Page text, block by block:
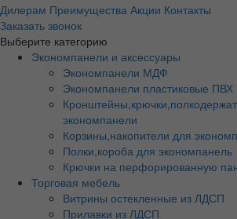
Дилерам Преимущества Акции Контакты
Заказать звонок
Выберите категорию
Экономпанели и аксессуары
Экономпанели МДФ
Экономпанели пластиковые ПВХ
экономпанели
Корзины,накопители для
Полки,короба для экономпанель
Крючки на перфорированную
Торговая мебель
Витрины остекленные из ЛДСП
Прилавки из ЛДСП